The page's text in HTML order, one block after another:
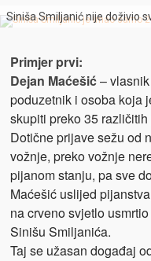
Siniša Smiljanić nije doživio
Primjer prvi:
Dejan Maćešić– vlasnik
poduzetnik i osoba koja
skupiti preko 35
Dotične prijave sežu od
vožnje, preko vožnje
pijanom stanju, pa sve
Maćešić uslijed
na crveno svjetlo
Sinišu Smiljanića.
Taj se užasan događaj